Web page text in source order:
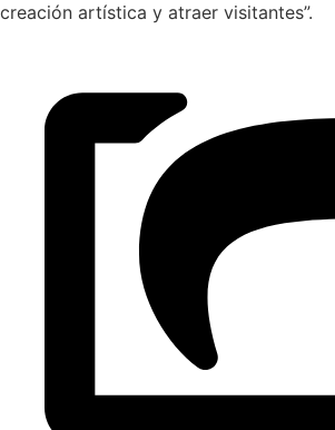
creación artística y atraer visitantes”.